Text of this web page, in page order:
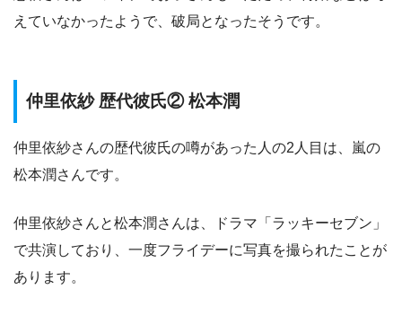
えていなかったようで、破局となったそうです。
仲里依紗 歴代彼氏② 松本潤
仲里依紗さんの歴代彼氏の噂があった人の2人目は、嵐の
松本潤さんです。
仲里依紗さんと松本潤さんは、ドラマ「ラッキーセブン」
で共演しており、一度フライデーに写真を撮られたことが
あります。